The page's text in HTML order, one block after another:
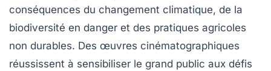
conséquences du changement climatique, de la
biodiversité en danger et des pratiques agricoles
non durables. Des œuvres cinématographiques
réussissent à sensibiliser le grand public aux défis